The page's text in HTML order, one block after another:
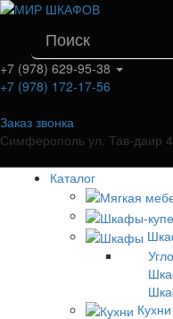
+7 (978) 629-95-38
+7 (978) 172-17-56
Заказ звонка
Симферополь ул. Тав-даир
Каталог
Кухни